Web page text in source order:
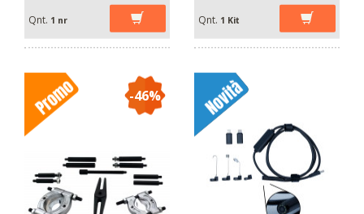
Qnt. 1 nr
Qnt. 1 Kit
-46%